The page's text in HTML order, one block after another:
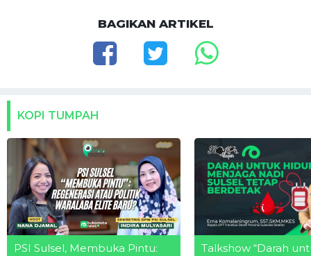
BAGIKAN ARTIKEL
KOPI TUMPAH
PSI Sulsel, Membuka Pintu:
Talkshow “Darah